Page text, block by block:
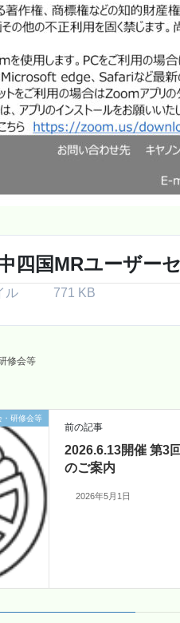
四国MRユーザー
ル 771 KB
修会等
・研修会等
前の記事
2026.6.13開催 第3
のご案内
2026年5月1日